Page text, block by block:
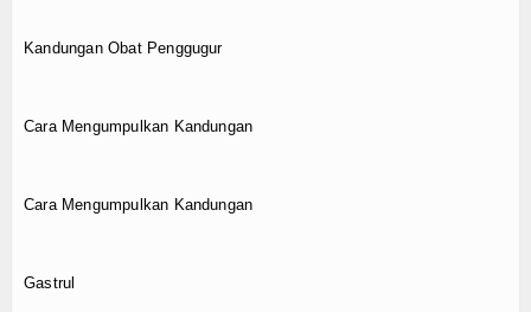
Kandungan Obat Penggugur
Cara Mengumpulkan Kandungan
Cara Mengumpulkan Kandungan
Gastrul